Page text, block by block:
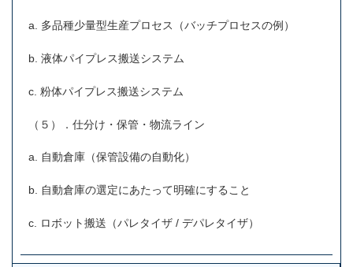
a. 多品種少量型生産プロセス（バッチプロセスの例）
b. 液体パイプレス搬送システム
c. 粉体パイプレス搬送システム
（５）．仕分け・保管・物流ライン
a. 自動倉庫（保管設備の自動化）
b. 自動倉庫の選定にあたって明確にすること
c. ロボット搬送（パレタイザ / デパレタイザ）